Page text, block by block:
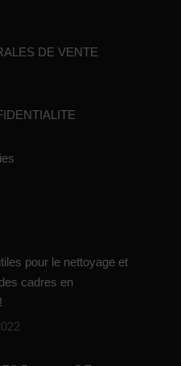
DE VENTE
pour le nettoyage et
cadres en